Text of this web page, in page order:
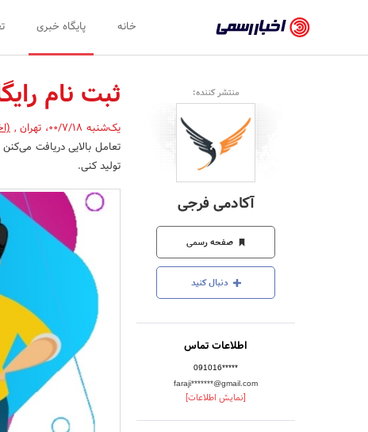
رسمی
-
اخبار
تایید
شده
شرکت‌ها،
سازمان‌ها
و
روابط
عمومی‌ها
خانه پایگاه خبری
منتشر کننده:
آکادمی فرجی
صفحه رسمی
دنبال کنید
اطلاعات تماس
091016*****
faraji*******@gmail.com
[نمایش اطلاعات]
ثبت نام
یک‌شنبه 00/7/18 ، تهران ,
تعامل بالایی دریافت
تولید کنی.